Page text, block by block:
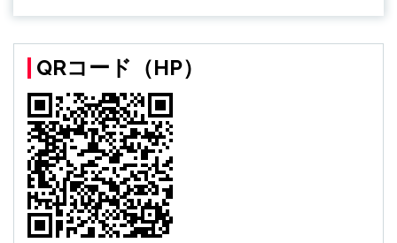
QRコード（HP）